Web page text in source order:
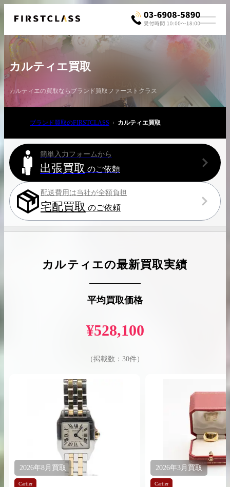
03-6908-5890
出張買取の 宅配買取の
カルティエ買取
カルティエの買取ならブランド買取ファーストクラス
ブランド買取のFIRSTCLASS カルティエ買取
簡単入力フォームから
出張買取 のご依頼
配送費用は当社が全額負担
宅配買取 のご依頼
カルティエの最新買取実績
平均買取価格
¥528,100
（掲載数： 30件）
2026年8月 買取
Cartier
2026年3月 買取
Cartier